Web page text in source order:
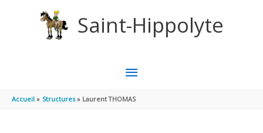
Saint-Hippolyte
MENU
PRINCIPAL
Accueil Structures Laurent THOMAS